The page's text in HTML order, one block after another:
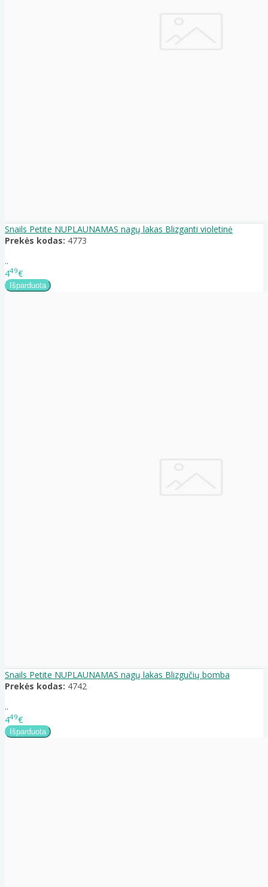
Snails Petite NUPLAUNAMAS nagų lakas Blizganti violetinė
Prekės kodas: 4773
..
449€
Snails Petite NUPLAUNAMAS nagų lakas Blizgučių bomba
Prekės kodas: 4742
..
449€